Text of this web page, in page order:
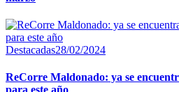
Destacadas28/02/2024
ReCorre Maldonado: ya se